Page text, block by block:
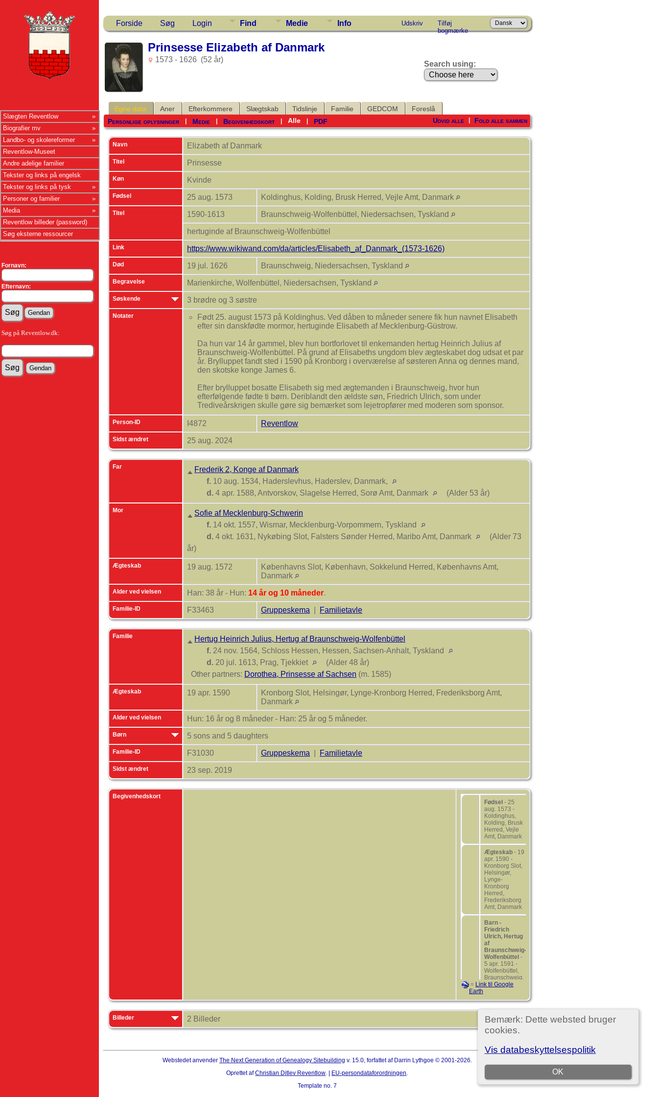
Slægten Reventlow
Biografier mv
Landbo- og skolereformer
Reventlow-Museet
Andre adelige familier
Tekster og links på engelsk
Tekster og links på tysk
Personer og familier
Media
Reventlow billeder (password)
Søg eksterne ressourcer
Fornavn:
Efternavn:
Søg på Reventlow.dk:
Forside Søg Login Find Medie Info Udskriv
Tilføj
bogmærke
Bemærk: Dette websted bruger
cookies.
Vis databeskyttelsespolitik
OK
Prinsesse Elizabeth af Danmark
1573 - 1626 (52 år)
Search using:
Egne data Aner Efterkommere Slægtskab Tidslinje Familie GEDCOM
Foreslå
Udvid alle
Fold alle sammen
Personlige oplysninger Medie Begivenhedskort |Alle PDF
Navn Elizabeth af Danmark
Titel Prinsesse
Køn Kvinde
Fødsel 25 aug. 1573 Koldinghus, Kolding, Brusk Herred, Vejle Amt, Danmark
Titel 1590-1613 Braunschweig-Wolfenbüttel, Niedersachsen, Tyskland
hertuginde af Braunschweig-Wolfenbüttel
Link https://www.wikiwand.com/da/articles/Elisabeth_af_Danmark_(1573-1626)
Død 19 jul. 1626 Braunschweig, Niedersachsen, Tyskland
Begravelse Marienkirche, Wolfenbüttel, Niedersachsen, Tyskland
Søskende 3 brødre og 3 søstre
Notater
Født 25. august 1573 på Koldinghus. Ved dåben to måneder senere fik hun navnet Elisabeth
efter sin danskfødte mormor, hertuginde Elisabeth af Mecklenburg-Güstrow.
Da hun var 14 år gammel, blev hun bortforlovet til enkemanden hertug Heinrich Julius af
Braunschweig-Wolfenbüttel. På grund af Elisabeths ungdom blev ægteskabet dog udsat et par
år. Brylluppet fandt sted i 1590 på Kronborg i overværelse af søsteren Anna og dennes mand,
den skotske konge James 6.
Efter brylluppet bosatte Elisabeth sig med ægtemanden i Braunschweig, hvor hun
efterfølgende fødte ti børn. Deriblandt den ældste søn, Friedrich Ulrich, som under
Trediveårskrigen skulle gøre sig bemærket som lejetropfører med moderen som sponsor.
Elisabeth døde i Braunschweig 19. juli 1626 og ligger begravet i Marienkirche i Wolfenbüttel.
Hun stod livet igennem i tæt forbindelse med sin bror Christian 4.
Person-ID I4872 Reventlow
Sidst ændret 25 aug. 2024
Far
Frederik 2, Konge af Danmark
f. 10 aug. 1534, Haderslevhus, Haderslev, Danmark,
d. 4 apr. 1588, Antvorskov, Slagelse Herred, Sorø Amt, Danmark (Alder 53 år)
Mor
Sofie af Mecklenburg-Schwerin
f. 14 okt. 1557, Wismar, Mecklenburg-Vorpommern, Tyskland
d. 4 okt. 1631, Nykøbing Slot, Falsters Sønder Herred, Maribo Amt, Danmark
(Alder 73
år)
Ægteskab 19 aug. 1572
Københavns Slot, København, Sokkelund Herred, Københavns Amt,
Danmark
Alder ved vielsen Han: 38 år - Hun: 14 år og 10 måneder.
Familie-ID F33463 Gruppeskema Familietavle
Familie
Hertug Heinrich Julius, Hertug af Braunschweig-Wolfenbüttel
f. 24 nov. 1564, Schloss Hessen, Hessen, Sachsen-Anhalt, Tyskland
d. 20 jul. 1613, Prag, Tjekkiet
(Alder 48 år)
Other partners: Dorothea, Prinsesse af Sachsen (m. 1585)
Ægteskab 19 apr. 1590
Kronborg Slot, Helsingør, Lynge-Kronborg Herred, Frederiksborg Amt,
Danmark
Alder ved vielsen Hun: 16 år og 8 måneder - Han: 25 år og 5 måneder.
Børn 5 sons and 5 daughters
Familie-ID F31030 Gruppeskema Familietavle
Sidst ændret 23 sep. 2019
Begivenhedskort
Fødsel - 25
aug. 1573 -
Koldinghus,
Kolding, Brusk
Herred, Vejle
Amt, Danmark
Ægteskab - 19
apr. 1590 -
Kronborg Slot,
Helsingør,
Lynge-
Kronborg
Herred,
Frederiksborg
Amt, Danmark
Barn -
Friedrich
Ulrich, Hertug
af
Braunschweig-
Wolfenbüttel -
5 apr. 1591 -
Wolfenbüttel,
Braunschweig,
Niedersachsen,
Prinsesse af
Braunschweig-
Wolfenbüttel-
Wolfenbüttel,
Braunschweig,
Tyskland
Barn -
= Link til Google
Earth
Billeder 2 Billeder
Webstedet anvender The Next Generation of Genealogy Sitebuilding v. 15.0, forfattet af Darrin Lythgoe © 2001-2026.
Oprettet afChristian Ditlev Reventlow. | EU-persondataforordningen.
Template no. 7